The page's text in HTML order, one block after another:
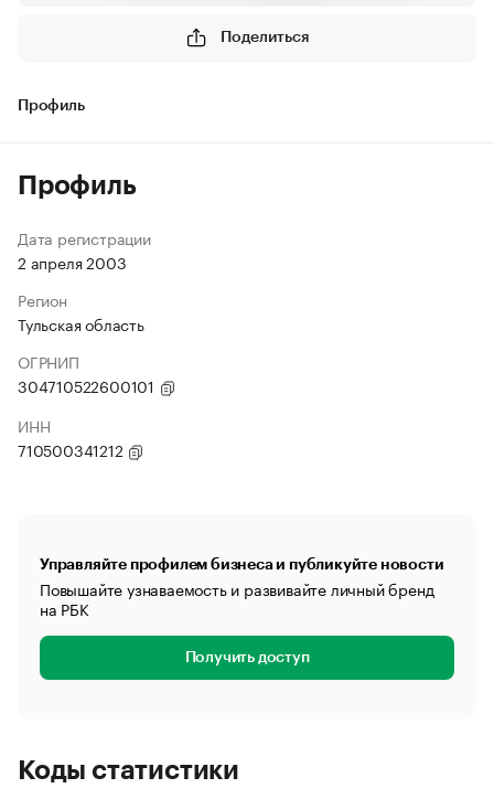
Поделиться
Профиль
Профиль
Дата регистрации
2 апреля 2003
Регион
Тульская область
ОГРНИП
304710522600101
ИНН
710500341212
Управляйте профилем бизнеса и публикуйте новости
Повышайте узнаваемость и развивайте личный бренд
на РБК
Получить доступ
Коды статистики